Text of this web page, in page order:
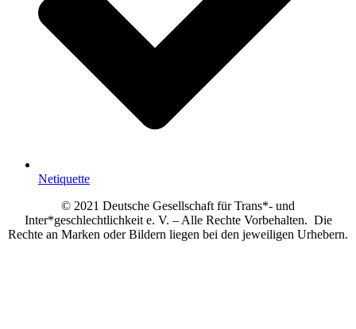
Netiquette
© 2021 Deutsche Gesellschaft für Trans*- und
Inter*geschlechtlichkeit e. V. – Alle Rechte Vorbehalten. Die
Rechte an Marken oder Bildern liegen bei den jeweiligen Urhebern.